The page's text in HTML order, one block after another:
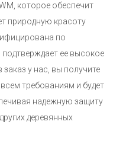
которое обеспечит
природную красоту
по
ее высокое
у нас, вы получите
требованиям и будет
надежную защиту
деревянных